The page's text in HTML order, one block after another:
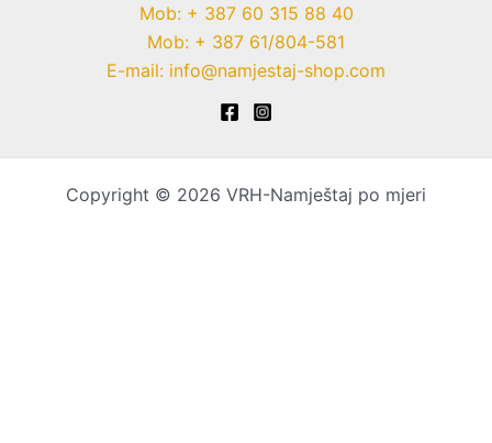
Mob: + 387 60 315 88 40
Mob: + 387 61/804-581
E-mail: info@namjestaj-shop.com
Copyright © 2026 VRH-Namještaj po mjeri